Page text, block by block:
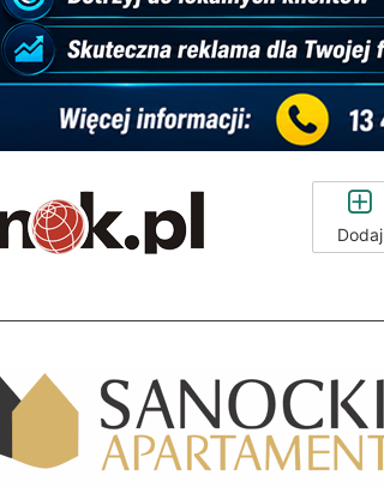
Dodaj